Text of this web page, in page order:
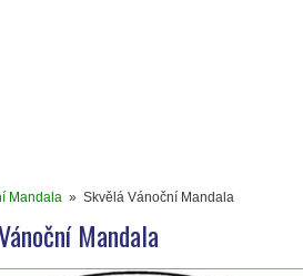
Mandala » Skvělá Vánoční Mandala
Mandala